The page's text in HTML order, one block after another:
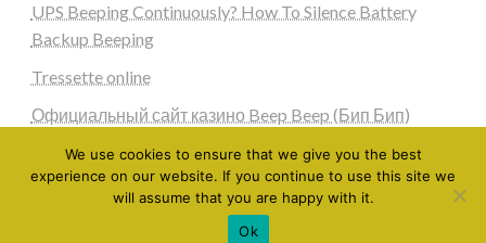
UPS Beeping Continuously? How To Silence Battery
Backup Beeping
Tressette online
Официальный сайт казино Beep Beep (Бип Бип)
Theme by Silk Themes
We use cookies to ensure that we give you the best
experience on our website. If you continue to use this site we
will assume that you are happy with it.
Ok